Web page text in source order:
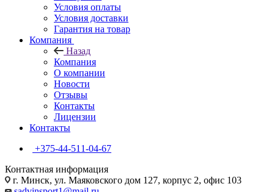
Условия оплаты
Условия доставки
Гарантия на товар
Компания
Назад
Компания
О компании
Новости
Отзывы
Контакты
Лицензии
Контакты
+375-44-511-04-67
Контактная информация
г. Минск, ул. Маяковского дом 127, корпус 2, офис 103